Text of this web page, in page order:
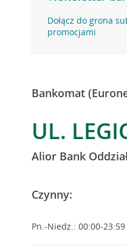
Dołącz do grona
promocjami
Bankomat
UL.
Alior Bank
Czynny:
Pn.-Niedz.: 00:00-23:59